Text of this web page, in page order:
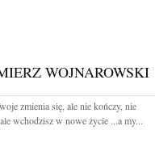
WOJNAROWSKI
zmienia się, ale nie kończy, nie
wchodzisz w nowe życie ...a my...